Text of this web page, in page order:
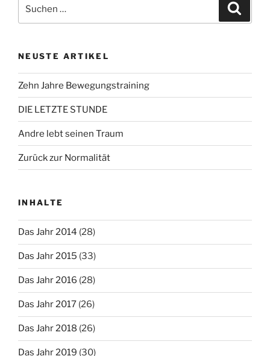
nach:
NEUSTE ARTIKEL
Zehn Jahre Bewegungstraining
DIE LETZTE STUNDE
Andre lebt seinen Traum
Zurück zur Normalität
INHALTE
Das Jahr 2014 (28)
Das Jahr 2015 (33)
Das Jahr 2016 (28)
Das Jahr 2017 (26)
Das Jahr 2018 (26)
Das Jahr 2019 (30)